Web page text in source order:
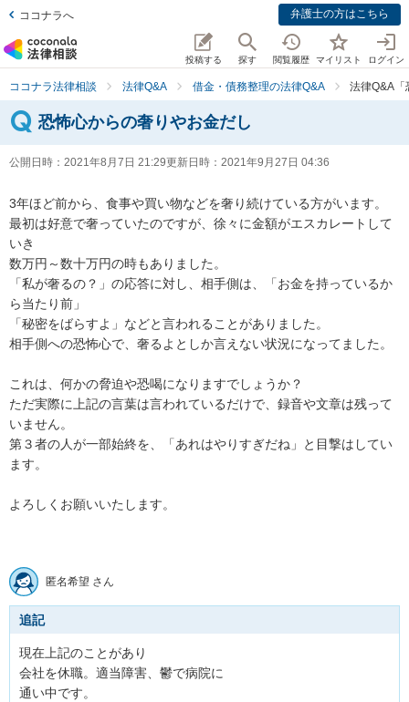
ココナラへ 弁護士の方はこちら
投稿する 探す 閲覧履歴 マイリスト ログイン
ココナラ法律相談 法律Q&A 借金・債務整理の法律Q&A 法律Q&A「
恐怖心からの奢りやお金だし
公開日時： 2021年8月7日 21:29更新日時： 2021年9月27日 04:36
3年ほど前から、食事や買い物などを奢り続けている方がいます。
最初は好意で奢っていたのですが、徐々に金額がエスカレートして
いき
数万円～数十万円の時もありました。
「私が奢るの？」の応答に対し、相手側は、「お金を持っているか
ら当たり前」
「秘密をばらすよ」などと言われることがありました。
相手側への恐怖心で、奢るよとしか言えない状況になってました。
これは、何かの脅迫や恐喝になりますでしょうか？
ただ実際に上記の言葉は言われているだけで、録音や文章は残って
いません。
第３者の人が一部始終を、「あれはやりすぎだね」と目撃はしてい
ます。
よろしくお願いいたします。
匿名希望 さん
追記
現在上記のことがあり
会社を休職。適当障害、鬱で病院に
通い中です。